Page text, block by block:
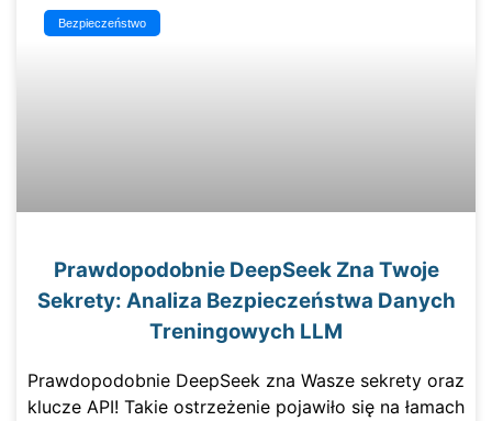
Bezpieczeństwo
Prawdopodobnie DeepSeek Zna Twoje
Sekrety: Analiza Bezpieczeństwa Danych
Treningowych LLM
Prawdopodobnie DeepSeek zna Wasze sekrety oraz
klucze API! Takie ostrzeżenie pojawiło się na łamach